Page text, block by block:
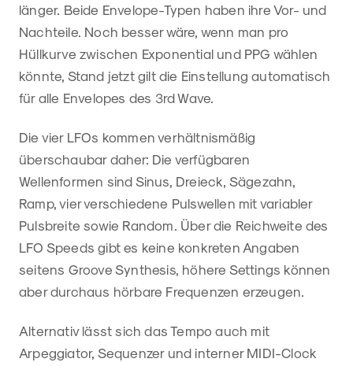
länger. Beide Envelope-Typen haben ihre Vor- und
Nachteile. Noch besser wäre, wenn man pro
Hüllkurve zwischen Exponential und PPG wählen
könnte, Stand jetzt gilt die Einstellung automatisch
für alle Envelopes des 3rd Wave.
Die vier LFOs kommen verhältnismäßig
überschaubar daher: Die verfügbaren
Wellenformen sind Sinus, Dreieck, Sägezahn,
Ramp, vier verschiedene Pulswellen mit variabler
Pulsbreite sowie Random. Über die Reichweite des
LFO Speeds gibt es keine konkreten Angaben
seitens Groove Synthesis, höhere Settings können
aber durchaus hörbare Frequenzen erzeugen.
Alternativ lässt sich das Tempo auch mit
Arpeggiator, Sequenzer und interner MIDI-Clock